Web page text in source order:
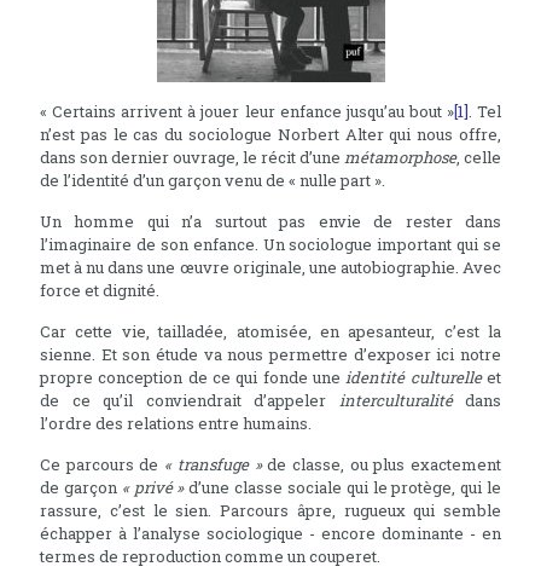
« Certains arrivent à jouer leur enfance jusqu’au bout »[1]. Tel
n’est pas le cas du sociologue Norbert Alter qui nous offre,
dans son dernier ouvrage, le récit d’une métamorphose, celle
de l’identité d’un garçon venu de « nulle part ».
Un homme qui n’a surtout pas envie de rester dans
l’imaginaire de son enfance. Un sociologue important qui se
met à nu dans une œuvre originale, une autobiographie. Avec
force et dignité.
Car cette vie, tailladée, atomisée, en apesanteur, c’est la
sienne. Et son étude va nous permettre d’exposer ici notre
propre conception de ce qui fonde uneidentité culturelleet
de ce qu’il conviendrait d’appeler interculturalité dans
l’ordre des relations entre humains.
Ce parcours de « transfuge »de classe, ou plus exactement
de garçon « privé »d’une classe sociale qui le protège, qui le
rassure, c’est le sien. Parcours âpre, rugueux qui semble
échapper à l’analyse sociologique - encore dominante - en
termes de reproduction comme un couperet.